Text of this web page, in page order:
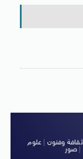
ثقافة وفنون
علوم
صور